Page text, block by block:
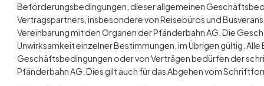
Beförderungsbedingungen, dieser allgemeinen
Vertragspartners, insbesondere von Reisebüros und
Vereinbarung mit den Organen der Pfänderbahn AG. Die
Unwirksamkeit einzelner Bestimmungen, im Übrigen gültig.
Geschäftsbedingungen oder von Verträgen bedürfen der
Pfänderbahn AG. Dies gilt auch für das Abgehen vom